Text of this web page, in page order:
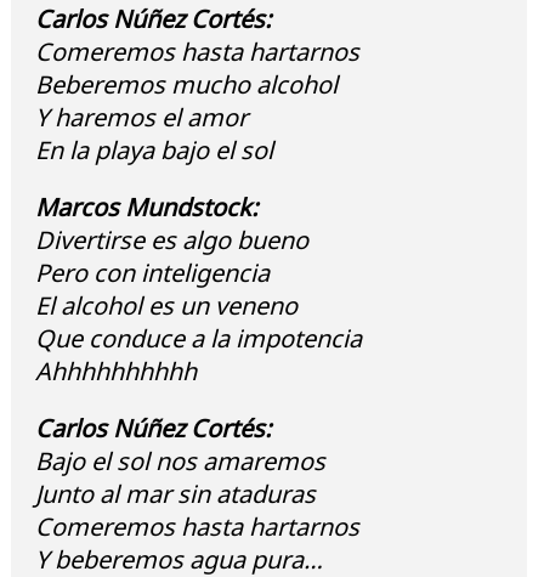
Carlos Núñez Cortés:
Comeremos hasta hartarnos
Beberemos mucho alcohol
Y haremos el amor
En la playa bajo el sol
Marcos Mundstock:
Divertirse es algo bueno
Pero con inteligencia
El alcohol es un veneno
Que conduce a la impotencia
Ahhhhhhhhhh
Carlos Núñez Cortés:
Bajo el sol nos amaremos
Junto al mar sin ataduras
Comeremos hasta hartarnos
Y beberemos agua pura…